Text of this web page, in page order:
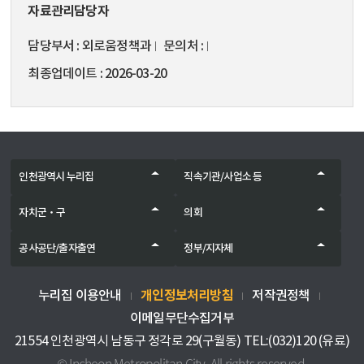
자료관리담당자
담당부서 외로움정책과
문의처
최종업데이트
2026-03-20
인천광역시 누리집 직속기관/사업소 등
자치군‧구 의회
공사공단/출자출연 정부/지자체
누리집 이용안내 개인정보처리방침
저작권정책
이메일무단수집거부
21554 인천광역시 남동구 정각로 29(구월동) TEL:(032)120 (유료)